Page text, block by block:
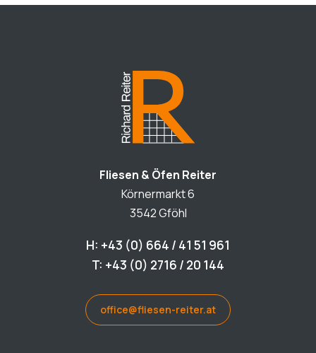
Fliesen & Öfen Reiter
Körnermarkt 6
3542 Gföhl
H: +43 (0) 664 / 41 51 961
T: +43 (0) 2716 / 20 144
office@fliesen-reiter.at